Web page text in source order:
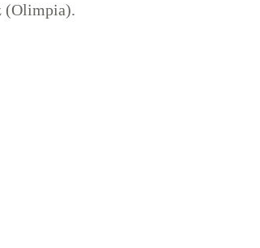
(Olimpia).